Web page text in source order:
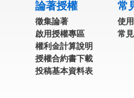
論著授權
徵集論著
啟用授權專區
權利金計算說明
授權合約書下載
投稿基本資料表
常
使
常